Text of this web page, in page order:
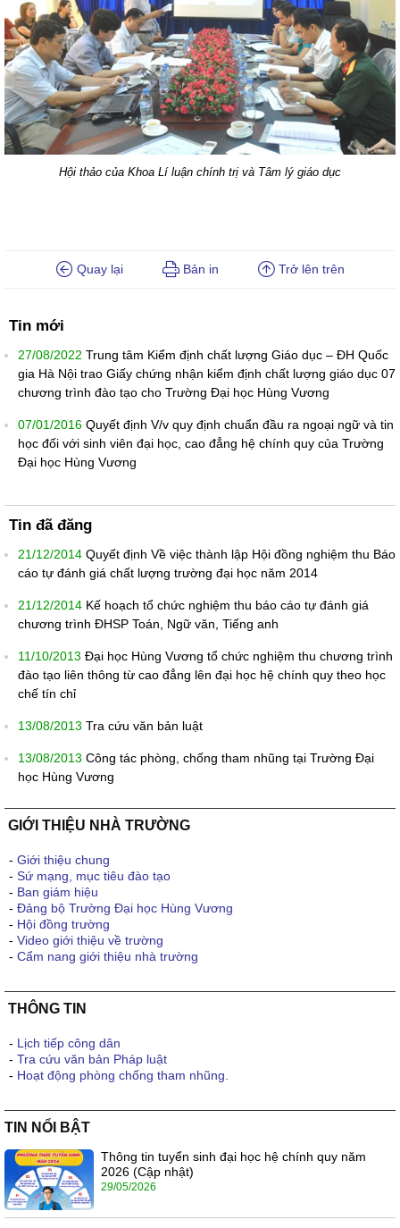
Hội thảo của Khoa Lí luận chính trị và Tâm lý giáo dục
Quay lại Bản in Trở lên trên
Tin mới
27/08/2022 Trung tâm Kiểm định chất lượng Giáo dục – ĐH Quốc
gia Hà Nội trao Giấy chứng nhận kiểm định chất lượng giáo dục 07
chương trình đào tạo cho Trường Đại học Hùng Vương
07/01/2016 Quyết định V/v quy định chuẩn đầu ra ngoại ngữ và tin
học đối với sinh viên đại học, cao đẳng hệ chính quy của Trường
Đại học Hùng Vương
Tin đã đăng
21/12/2014 Quyết định Về việc thành lập Hội đồng nghiệm thu Báo
cáo tự đánh giá chất lượng trường đại học năm 2014
21/12/2014 Kế hoạch tổ chức nghiệm thu báo cáo tự đánh giá
chương trình ĐHSP Toán, Ngữ văn, Tiếng anh
11/10/2013 Đại học Hùng Vương tổ chức nghiệm thu chương trình
đào tạo liên thông từ cao đẳng lên đại học hệ chính quy theo học
chế tín chỉ
13/08/2013 Tra cứu văn bản luật
13/08/2013 Công tác phòng, chống tham nhũng tại Trường Đại
học Hùng Vương
GIỚI THIỆU NHÀ TRƯỜNG
- Giới thiệu chung
- Sứ mạng, mục tiêu đào tạo
- Ban giám hiệu
- Đảng bộ Trường Đại học Hùng Vương
- Hội đồng trường
- Video giới thiệu về trường
- Cẩm nang giới thiệu nhà trường
THÔNG TIN
- Lịch tiếp công dân
- Tra cứu văn bản Pháp luật
- Hoạt động phòng chống tham nhũng.
TIN NỔI BẬT
Thông tin tuyển sinh đại học hệ chính quy năm
2026 (Cập nhật)
29/05/2026